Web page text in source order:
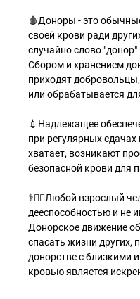
🩸Доноры - это
своей крови ради
случайно слово
Сбором и хранением
приходят
или обрабатывается
💉Надлежащее
при регулярных
хватает, возникают
безопасной крови для
⚕️👩‍⚕️Любой взрослый
дееспособностью и не
Донорское движение
спасать жизни других,
донорстве с близкими
кровью является